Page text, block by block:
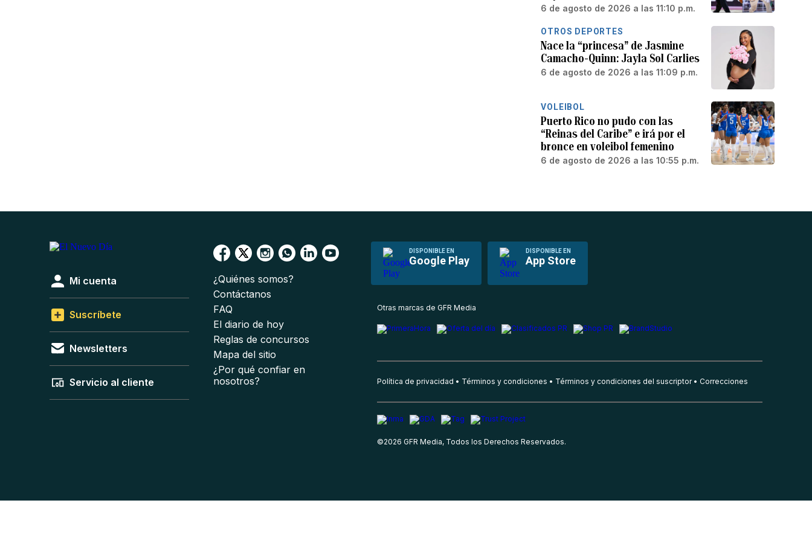
6 de agosto de 2026 a las 11:10 p.m.
OTROS DEPORTES
Nace la “princesa” de Jasmine
Camacho-Quinn: Jayla Sol Carlies
6 de agosto de 2026 a las 11:09 p.m.
VOLEIBOL
Puerto Rico no pudo con las
“Reinas del Caribe” e irá por el
bronce en voleibol femenino
6 de agosto de 2026 a las 10:55 p.m.
DISPONIBLE EN
Google Play
DISPONIBLE EN
App Store
Mi cuenta
Suscríbete
Newsletters
Servicio al cliente
¿Quiénes somos?
Contáctanos
FAQ
El diario de hoy
Reglas de concursos
Mapa del sitio
¿Por qué confiar en
nosotros?
Otras marcas de GFR Media
Política de privacidad Términos y condiciones Términos y condiciones del suscriptor Correcciones
©2026 GFR Media, Todos los Derechos Reservados.